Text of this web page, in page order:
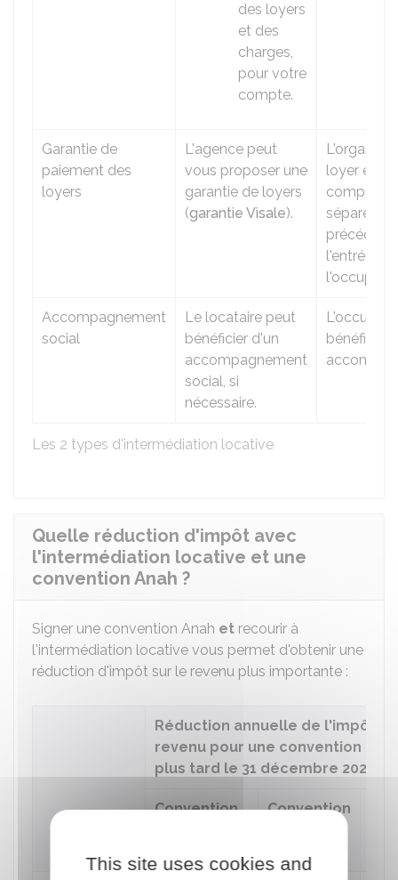
Les 2 types d'intermédiation locative
des loyers
et des
charges,
pour votre
compte.
Garantie de
paiement des
loyers
L'agence peut
vous proposer une
garantie de loyers
(garantie Visale).
loyer et
compris
sépare le
l'entrée
l'occupant
Accompagnement
social
Le locataire peut
bénéficier d'un
accompagnement
social, si
nécessaire.
bénéficie
Quelle réduction d'impôt avec
l'intermédiation locative et une
convention Anah ?
Signer une convention Anah et recourir à
l'intermédiation locative vous permet d'obtenir une
réduction d'impôt sur le revenu plus importante :
Réduction annuelle de l'impôt
revenu pour une convention
plus tard le 31 décembre 2027
Convention
Convention
This site uses cookies and